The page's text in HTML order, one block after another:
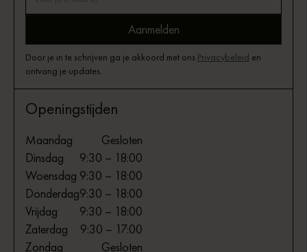
Door je in te schrijven ga je akkoord met ons Privacybeleid en
ontvang je updates.
Openingstijden
Maandag
Gesloten
Dinsdag
9:30 – 18:00
Woensdag 9:30 – 18:00
Donderdag9:30 – 18:00
Vrijdag
9:30 – 18:00
Zaterdag
9:30 – 17:00
Zondag
Gesloten